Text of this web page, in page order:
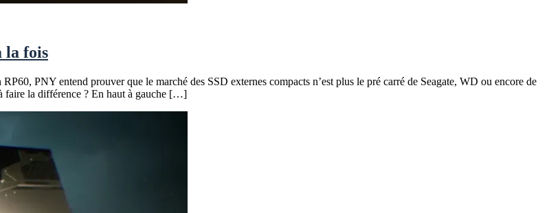
la fois
PNY entend prouver que le marché des SSD externes compacts n’est plus le pré carré de Seagate, WD ou encore de
faire la différence ? En haut à gauche […]